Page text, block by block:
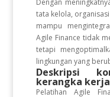
Dengan
tata kelola,
mampu
Agile Finance tidak
tetapi
lingkungan yang
Deskripsi
kerangka
Pelatihan Agile